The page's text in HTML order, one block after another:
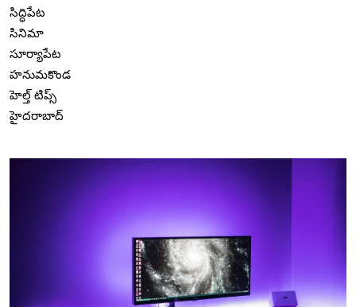
సిద్ధిపేట
సినిమా
సూర్యాపేట
హనుమకొండ
హెల్త్ టిప్స్
హైదరాబాద్